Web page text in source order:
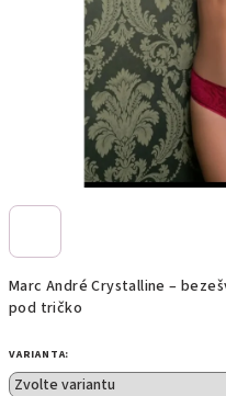
Marc André Crystalline –
pod tričko
VARIANTA: